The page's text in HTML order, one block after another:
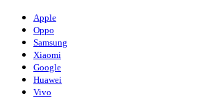
Apple
Oppo
Samsung
Xiaomi
Google
Huawei
Vivo